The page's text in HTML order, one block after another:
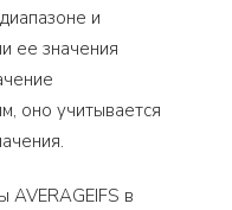
и
ее значения
оно учитывается
в